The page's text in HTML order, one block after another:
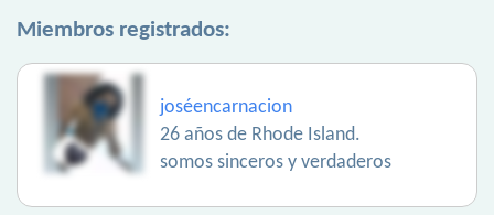
Miembros registrados:
joséencarnacion
26 años de Rhode Island.
somos sinceros y verdaderos